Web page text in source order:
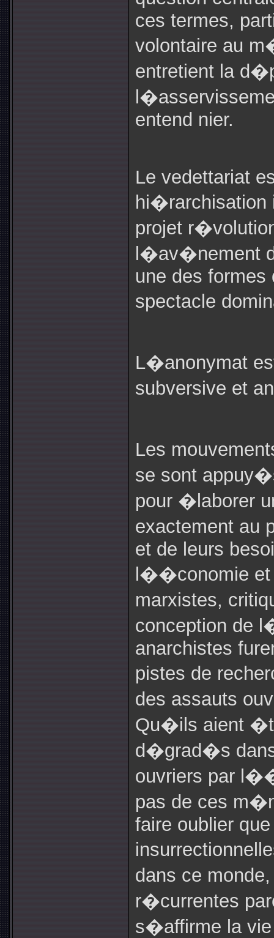
ces termes,
volontaire au
entretient la
entend nier.
Le vedettariat
hi�rarchisation
projet
l�av�nement
une des
spectacle
L�anonymat
subversive et
Les
se sont
pour �laborer
exactement
et de leurs
l��conomie et
marxistes,
conception de
anarchistes
pistes de
des assauts
Qu�ils aient
d�grad�s
ouvriers par
pas de ces
faire oublier
dans ce
r�currentes
s�affirme la